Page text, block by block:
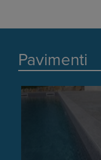
Pavimenti